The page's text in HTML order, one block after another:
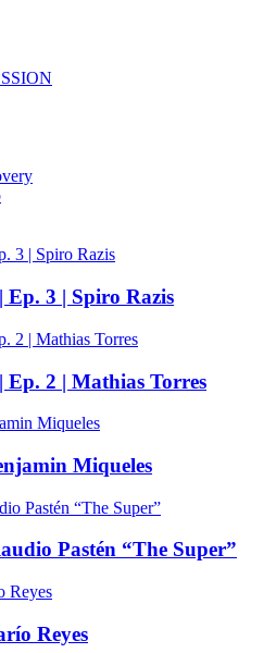
3 | Spiro Razis
2 | Mathias Torres
Miqueles
Pastén “The Super”
Reyes